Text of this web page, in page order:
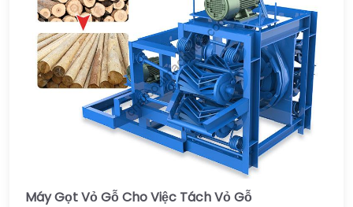
Máy Gọt Vỏ Gỗ Cho Việc Tách Vỏ Gỗ